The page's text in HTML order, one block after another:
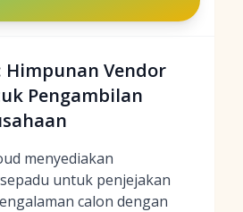
Himpunan Vendor
Pengambilan
menyediakan
untuk penjejakan
calon dengan